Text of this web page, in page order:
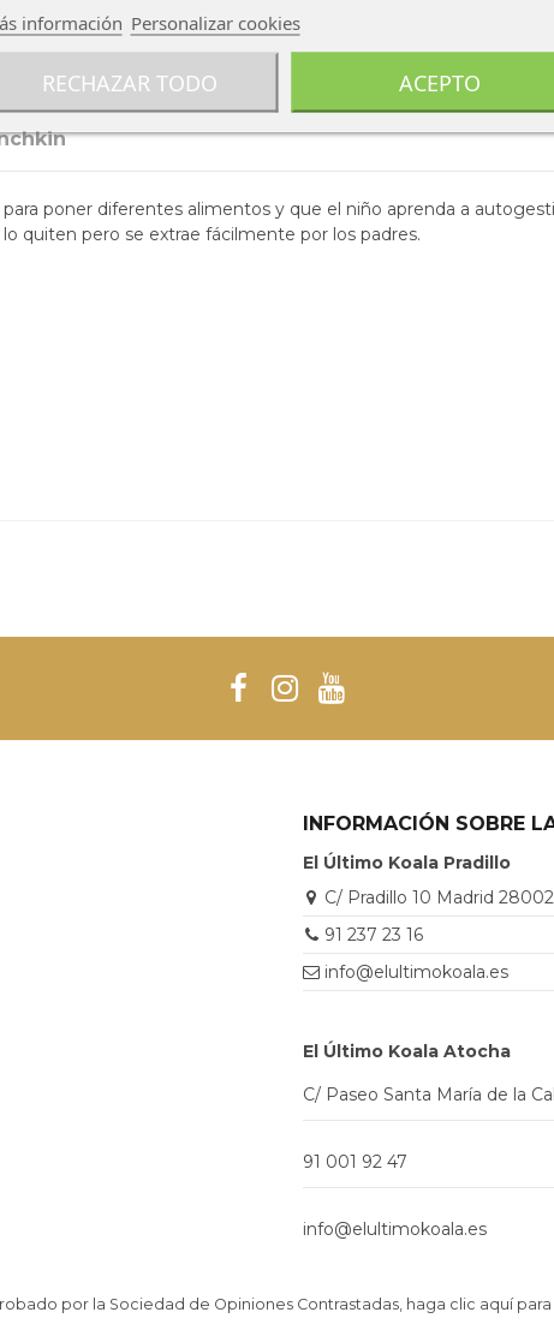
para poner diferentes alimentos y que el niño aprenda a
quiten pero se extrae fácilmente por los padres.
INFORMACIÓN SOBRE
El Último Koala Pradillo
C/ Pradillo 10 Madrid 28002
91 237 23 16
info@elultimokoala.es
El Último Koala Atocha
C/ Paseo Santa María de la
91 001 92 47
info@elultimokoala.es
información Personalizar cookies
RECHAZAR TODO ACEPTO
por la Sociedad de Opiniones Contrastadas, haga clic aquí